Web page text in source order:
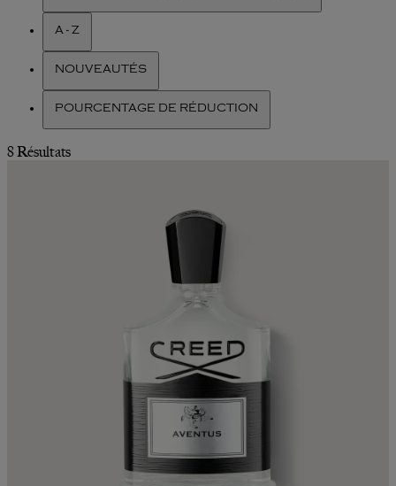
A - Z
NOUVEAUTÉS
POURCENTAGE DE RÉDUCTION
8 Résultats